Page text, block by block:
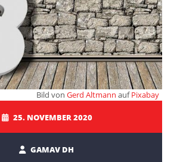
Bild von Gerd Altmann aufPixabay
25. NOVEMBER 2020
GAMAV DH